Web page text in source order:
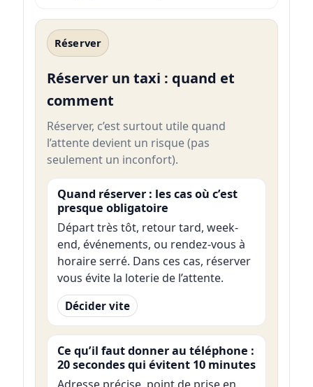
Réserver
Réserver un taxi : quand et
comment
Réserver, c’est surtout utile quand
l’attente devient un risque (pas
seulement un inconfort).
Quand réserver : les cas où c’est
presque obligatoire
Départ très tôt, retour tard, week-
end, événements, ou rendez-vous à
horaire serré. Dans ces cas, réserver
vous évite la loterie de l’attente.
Décider vite
Ce qu’il faut donner au téléphone :
20 secondes qui évitent 10 minutes